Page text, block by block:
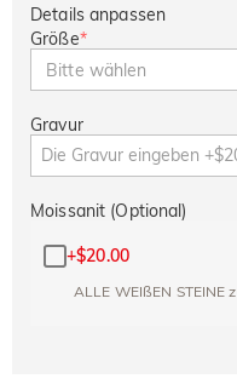
Details anpassen
Größe*
Bitte wählen
Gravur
Moissanit (Optional)
+$20.00
ALLE WEIßEN STEINE